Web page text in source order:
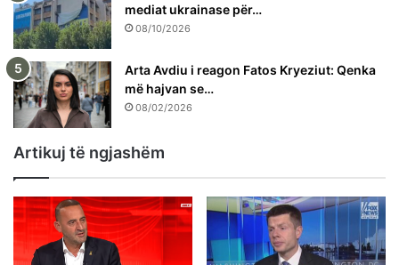
mediat ukrainase për…
08/10/2026
Arta Avdiu i reagon Fatos Kryeziut: Qenka
më hajvan se…
08/02/2026
Artikuj të ngjashëm